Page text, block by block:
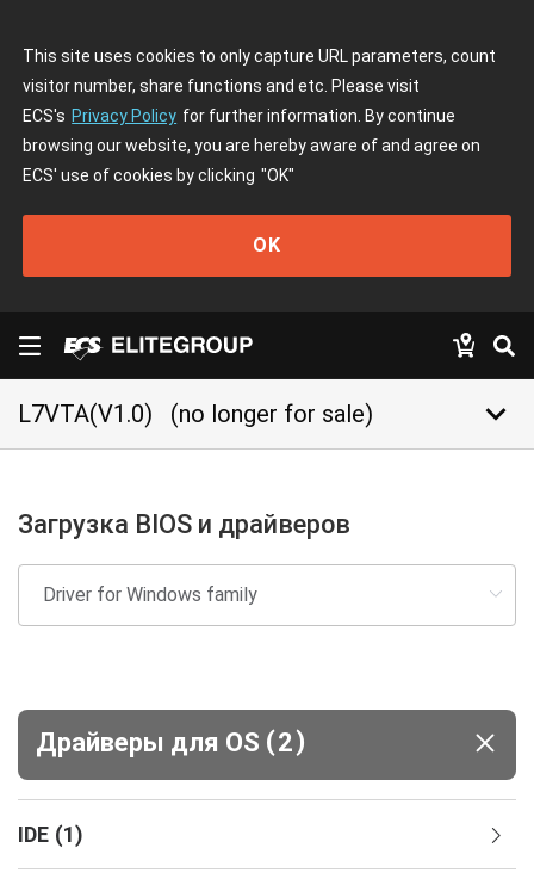
This site uses cookies to only capture URL parameters, count
visitor number, share functions and etc. Please visit
ECS's Privacy Policy for further information. By continue
browsing our website, you are hereby aware of and agree on
ECS' use of cookies by clicking "OK"
OK
L7VTA(V1.0) (no longer for sale) keyboard_arrow_down
Загрузка BIOS и драйверов
Драйверы для ОS (2)
IDE (1)